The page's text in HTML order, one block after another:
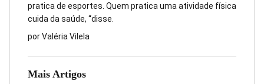
Mais Artigos
pratica de esportes. Quem pratica uma atividade física
cuida da saúde, “disse.
por Valéria Vilela